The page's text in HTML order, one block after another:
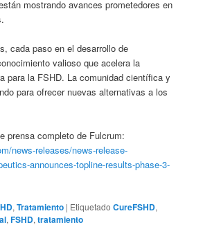
mostrando avances prometedores en
cada paso en el desarrollo de
valioso que acelera la
para la FSHD. La comunidad científica y
para ofrecer nuevas alternativas a los
prensa completo de Fulcrum:
news-releases/news-release-
announces-topline-results-phase-3-
,Tratamiento | Etiquetado CureFSHD,
,FSHD,tratamiento